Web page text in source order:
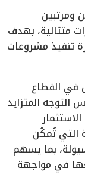
ومرتبين
متتالية، بهدف
تنفيذ مشروعات
في القطاع
2025، مما يعكس التوجه المتزايد
التي تُمكّن
بما يسهم
في مواجهة